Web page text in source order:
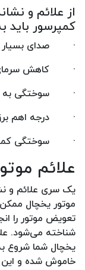
از علائم و
کمپرسور باید
· صدای
· کاهش
· سوختگی به
· درجه اهم
· سوختگی
علائم
یک سری علائم و
موتور یخچال
تعویض موتور را
شناخته می‌شود.
یخچال شما شروع
خاموش شده و